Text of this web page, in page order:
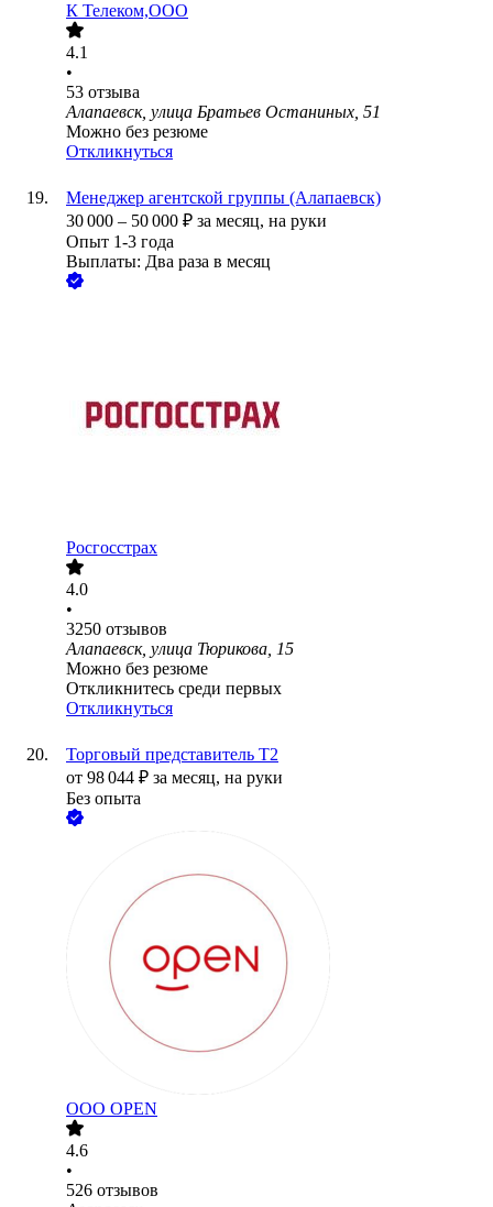
К Телеком,ООО
4.1
•
53 отзыва
Алапаевск, улица Братьев Останиных, 51
Можно без резюме
Откликнуться
Менеджер агентской группы (Алапаевск)
30 000 – 50 000 ₽ за месяц, на руки
Опыт 1-3 года
Выплаты: Два раза в месяц
Росгосстрах
4.0
•
3250 отзывов
Алапаевск, улица Тюрикова, 15
Можно без резюме
Откликнитесь среди первых
Откликнуться
Торговый представитель Т2
от 98 044 ₽ за месяц, на руки
Без опыта
ООО OPEN
4.6
•
526 отзывов